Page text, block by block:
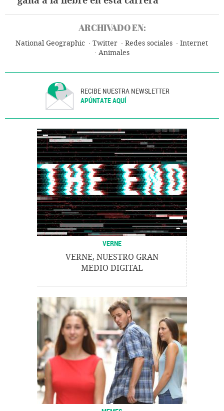
ARCHIVADO EN:
National Geographic Twitter Redes sociales
Internet
Animales
RECIBE NUESTRA NEWSLETTER
APÚNTATE AQUÍ
VERNE
VERNE, NUESTRO GRAN
MEDIO DIGITAL